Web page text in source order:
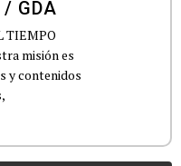
/ GDA
TIEMPO
misión es
y contenidos